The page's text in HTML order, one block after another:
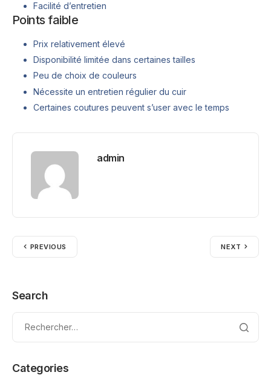
Facilité d’entretien
Points faible
Prix relativement élevé
Disponibilité limitée dans certaines tailles
Peu de choix de couleurs
Nécessite un entretien régulier du cuir
Certaines coutures peuvent s’user avec le temps
admin
PREVIOUS NEXT
Search
Categories